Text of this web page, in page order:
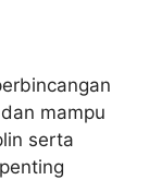
mampu
serta